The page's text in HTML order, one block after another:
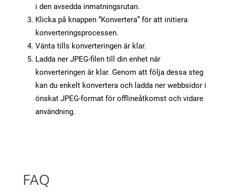
i den avsedda inmatningsrutan.
Klicka på knappen “Konvertera” för att initiera
konverteringsprocessen.
Vänta tills konverteringen är klar.
Ladda ner JPEG-filen till din enhet när
konverteringen är klar. Genom att följa dessa steg
kan du enkelt konvertera och ladda ner webbsidor i
önskat JPEG-format för offlineåtkomst och vidare
användning.
FAQ